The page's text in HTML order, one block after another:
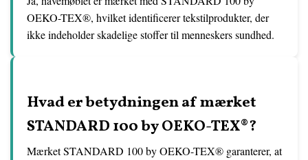
OEKO-TEX®, hvilket identificerer tekstilprodukter, der
ikke indeholder skadelige stoffer til menneskers sundhed.
Hvad er betydningen af ​​mærket
STANDARD 100 by OEKO-TEX®?
Mærket STANDARD 100 by OEKO-TEX® garanterer, at